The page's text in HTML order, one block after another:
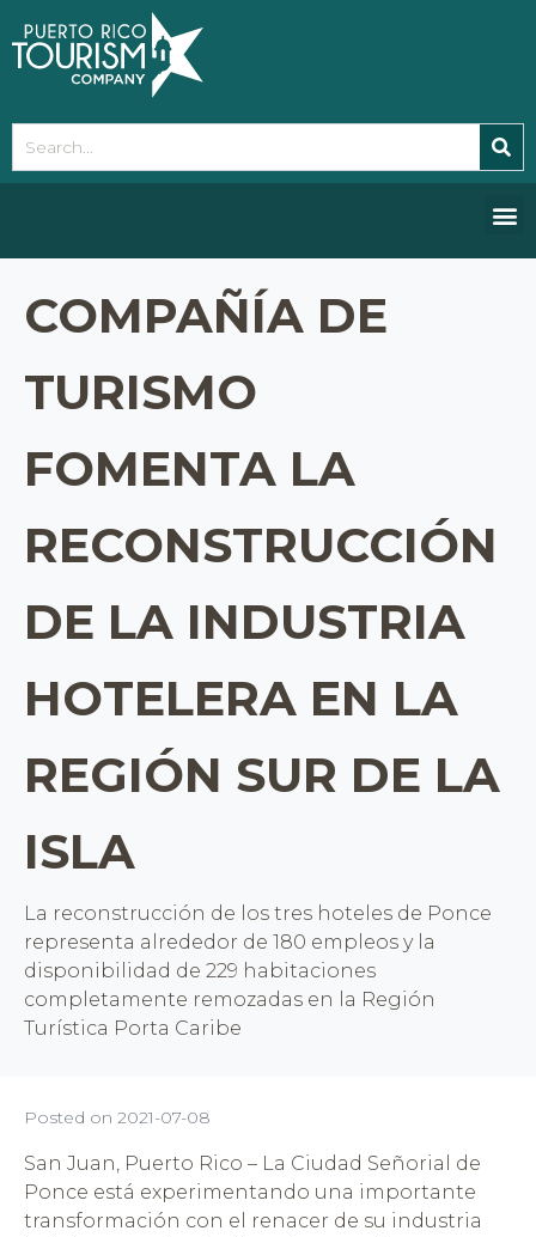
note:
This
website
accessibility
COMPAÑÍA DE
TURISMO
FOMENTA LA
RECONSTRUCCIÓN
DE LA INDUSTRIA
HOTELERA EN LA
REGIÓN SUR DE LA
ISLA
La reconstrucción de los tres hoteles de Ponce
representa alrededor de 180 empleos y la
disponibilidad de 229 habitaciones
completamente remozadas en la Región
Turística Porta Caribe
Posted on 2021-07-08
San Juan, Puerto Rico – La Ciudad Señorial de
Ponce está experimentando una importante
transformación con el renacer de su industria